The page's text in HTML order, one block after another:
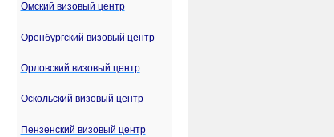
Омский визовый центр
Оренбургский визовый центр
Орловский визовый центр
Оскольский визовый центр
Пензенский визовый центр